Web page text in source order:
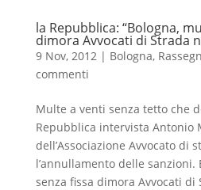
la Repubblica: “Bologna,
dimora Avvocati di Strada
9 Nov, 2012| Bologna,
commenti
Multe a venti senza tetto che
Repubblica intervista Antonio
dell’Associazione Avvocato di
l’annullamento delle sanzioni.
senza fissa dimora Avvocati di